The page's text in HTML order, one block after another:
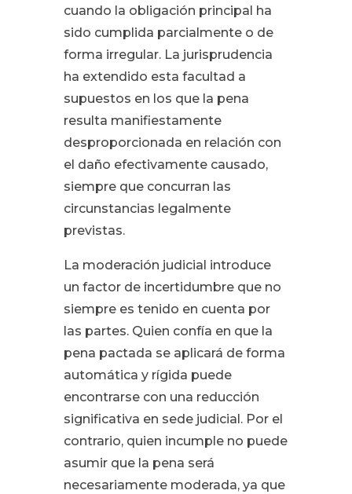
cuando la obligación principal ha
sido cumplida parcialmente o de
forma irregular. La jurisprudencia
ha extendido esta facultad a
supuestos en los que la pena
resulta manifiestamente
desproporcionada en relación con
el daño efectivamente causado,
siempre que concurran las
circunstancias legalmente
previstas.
La moderación judicial introduce
un factor de incertidumbre que no
siempre es tenido en cuenta por
las partes. Quien confía en que la
pena pactada se aplicará de forma
automática y rígida puede
encontrarse con una reducción
significativa en sede judicial. Por el
contrario, quien incumple no puede
asumir que la pena será
necesariamente moderada, ya que